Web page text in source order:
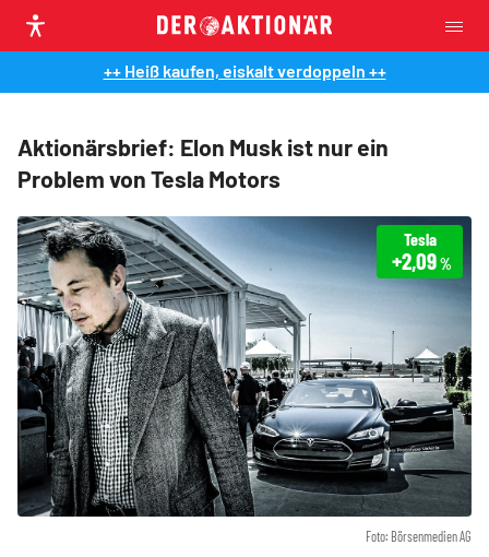
++ Heiß kaufen, eiskalt verdoppeln ++
Aktionärsbrief: Elon Musk ist nur ein
Problem von Tesla Motors
Foto: Börsenmedien AG
Tesla
+2,09%